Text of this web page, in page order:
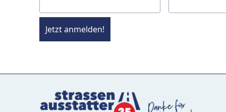
Jetzt anmelden!